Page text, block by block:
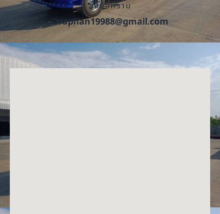
ส่งข้อความ
Oraphan19988@gmail.com